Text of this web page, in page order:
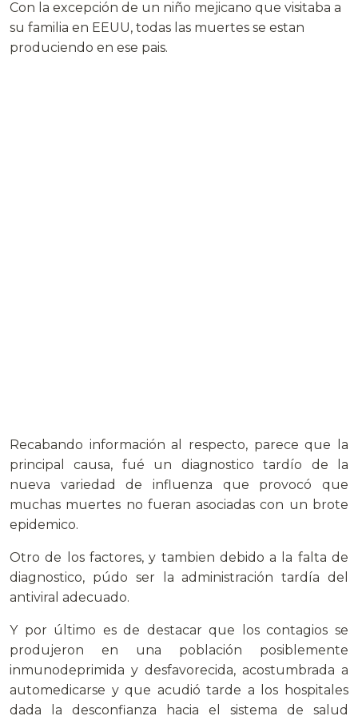
Con la excepción de un niño mejicano que visitaba a
su familia en EEUU, todas las muertes se estan
produciendo en ese pais.
Recabando información al respecto, parece que la
principal causa, fué un diagnostico tardío de la
nueva variedad de influenza que provocó que
muchas muertes no fueran asociadas con un brote
epidemico.
Otro de los factores, y tambien debido a la falta de
diagnostico, púdo ser la administración tardía del
antiviral adecuado.
Y por último es de destacar que los contagios se
produjeron en una población posiblemente
inmunodeprimida y desfavorecida, acostumbrada a
automedicarse y que acudió tarde a los hospitales
dada la desconfianza hacia el sistema de salud